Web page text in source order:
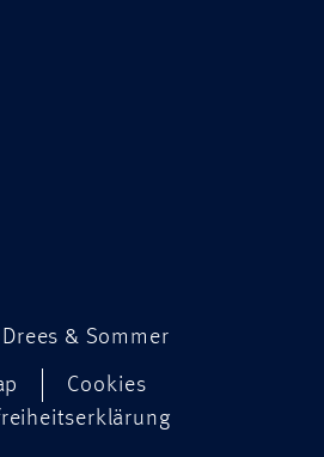
& Sommer
Cookies